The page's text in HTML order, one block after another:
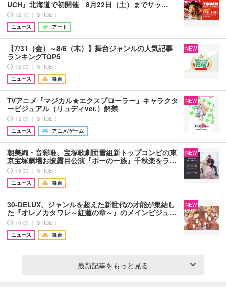
UCH』北海道で初開催 8月22日（土）までサッ…
12:10 ｜ SPICER
ニュース
アート
【7/31（金）～8/6（木）】舞台ジャンルの人気記事
ランキングTOP5
12:00 ｜ SPICER
ニュース
舞台
NEW
TVアニメ『マジカル★エクスプローラー』キャラクタ
ービジュアル（リュディver.）解禁
12:00 ｜ SPICER
ニュース
アニメ/ゲーム
NEW
朝美絢・音彩唯、宝塚歌劇団雪組新トップコンビの東
京宝塚劇場お披露目公演『ポーの一族』千秋楽をラ…
10:30 ｜ SPICER
ニュース
舞台
NEW
30-DELUX、ジャンルを超えた新世代の才能が集結し
た『オレノカタワレ～紅蓮の章～』のメインビジュ…
10:00 ｜ SPICER
ニュース
舞台
NEW
最新記事をもっと見る